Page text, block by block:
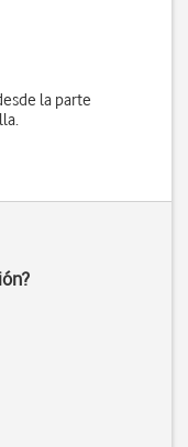
la parte